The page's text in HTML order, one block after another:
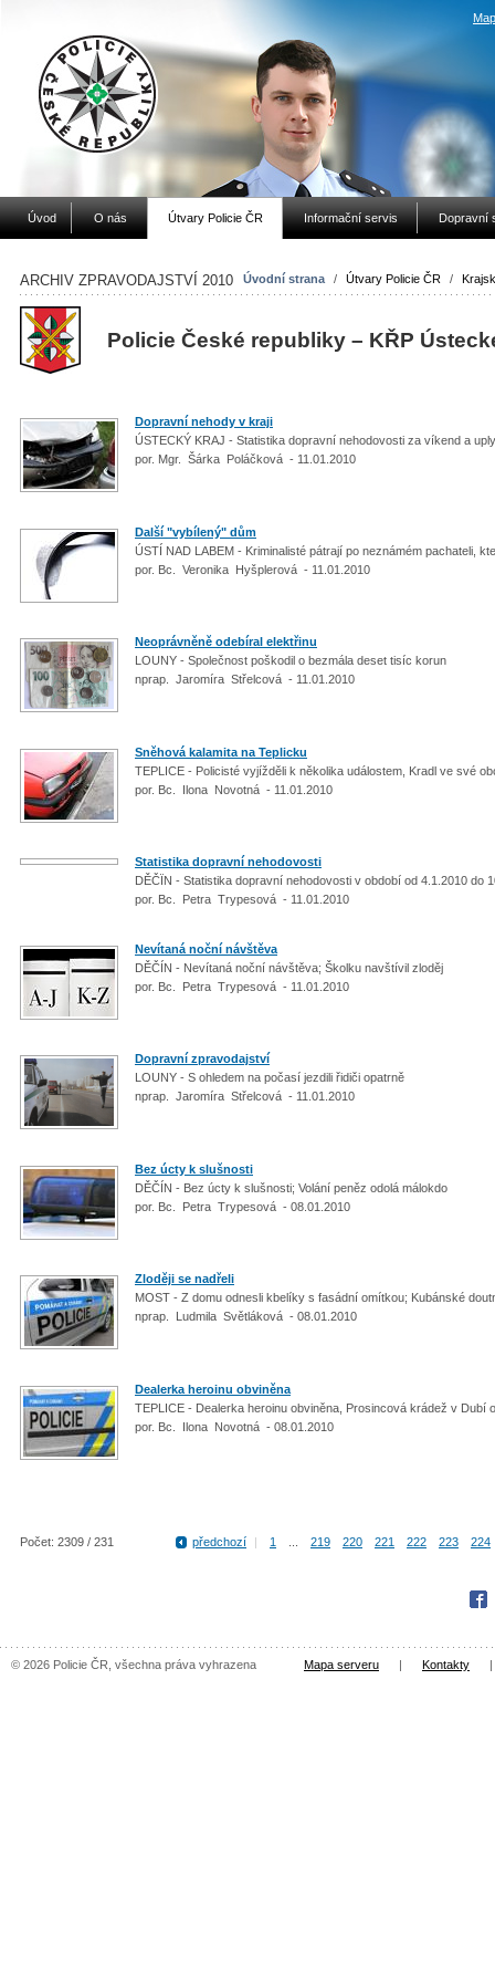
Úvod O nás Útvary Policie ČR Informační servis Dopravní
Úvodní strana / Útvary Policie ČR /
ARCHIV ZPRAVODAJSTVÍ 2010
Policie České republiky – KŘP
Dopravní nehody v kraji
ÚSTECKÝ KRAJ - Statistika dopravní nehodovosti za víkend a
por. Mgr. Šárka Poláčková - 11.01.2010
Další "vybílený" dům
ÚSTÍ NAD LABEM - Kriminalisté pátrají po neznámém pachateli,
por. Bc. Veronika Hyšplerová - 11.01.2010
Neoprávněně odebíral elektřinu
LOUNY - Společnost poškodil o bezmála deset tisíc korun
nprap. Jaromíra Střelcová - 11.01.2010
Sněhová kalamita na Teplicku
TEPLICE - Policisté vyjížděli k několika událostem, Kradl ve své
por. Bc. Ilona Novotná - 11.01.2010
Statistika dopravní nehodovosti
DĚČÏN - Statistika dopravní nehodovosti v období od 4.1.2010 do
por. Bc. Petra Trypesová - 11.01.2010
Nevítaná noční návštěva
DĚČÍN - Nevítaná noční návštěva; Školku navštívil zloděj
por. Bc. Petra Trypesová - 11.01.2010
Dopravní zpravodajství
LOUNY - S ohledem na počasí jezdili řidiči opatrně
nprap. Jaromíra Střelcová - 11.01.2010
Bez úcty k slušnosti
DĚČÍN - Bez úcty k slušnosti; Volání peněz odolá málokdo
por. Bc. Petra Trypesová - 08.01.2010
Zloději se nadřeli
MOST - Z domu odnesli kbelíky s fasádní omítkou; Kubánské
nprap. Ludmila Světláková - 08.01.2010
Dealerka heroinu obviněna
TEPLICE - Dealerka heroinu obviněna, Prosincová krádež v Dubí
por. Bc. Ilona Novotná - 08.01.2010
Počet: 2309 / 231 předchozí | 1 219 220 221 222 223 224
© 2026 Policie ČR, všechna práva vyhrazena Mapa serveru | Kontakty |